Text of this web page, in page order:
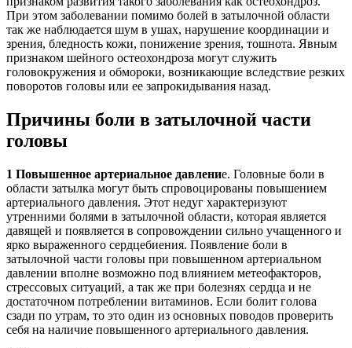
При этом заболевании помимо болей в затылочной области
так же наблюдается шум в ушах, нарушение координации и
зрения, бледность кожи, понижение зрения, тошнота. Явным
признаком шейного остеохондроза могут служить
головокружения и обмороки, возникающие вследствие резких
поворотов головы или ее запрокидывания назад.
Причины боли в затылочной части
головы
1 Повышенное артериальное давление. Головные боли в
области затылка могут быть спровоцированы повышением
артериального давления. Этот недуг характеризуют
утренними болями в затылочной области, которая является
давящей и появляется в сопровождении сильно учащенного и
ярко выраженного сердцебиения. Появление боли в
затылочной части головы при повышенном артериальном
давлении вполне возможно под влиянием метеофакторов,
стрессовых ситуаций, а так же при болезнях сердца и не
достаточном потреблении витаминов. Если болит голова
сзади по утрам, то это один из основных поводов проверить
себя на наличие повышенного артериального давления.